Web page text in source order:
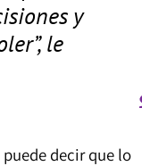
y
le
decir que lo